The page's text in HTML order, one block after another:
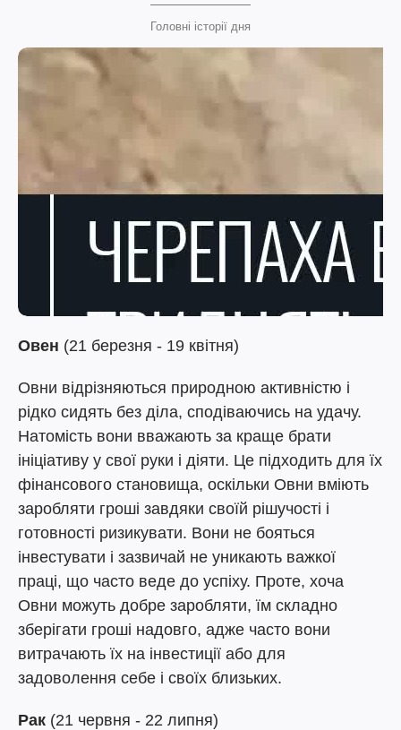
Головні історії дня
Овен (21 березня - 19 квітня)
Овни відрізняються природною активністю і
рідко сидять без діла, сподіваючись на удачу.
Натомість вони вважають за краще брати
ініціативу у свої руки і діяти. Це підходить для їх
фінансового становища, оскільки Овни вміють
заробляти гроші завдяки своїй рішучості і
готовності ризикувати. Вони не бояться
інвестувати і зазвичай не уникають важкої
праці, що часто веде до успіху. Проте, хоча
Овни можуть добре заробляти, їм складно
зберігати гроші надовго, адже часто вони
витрачають їх на інвестиції або для
задоволення себе і своїх близьких.
Рак (21 червня - 22 липня)